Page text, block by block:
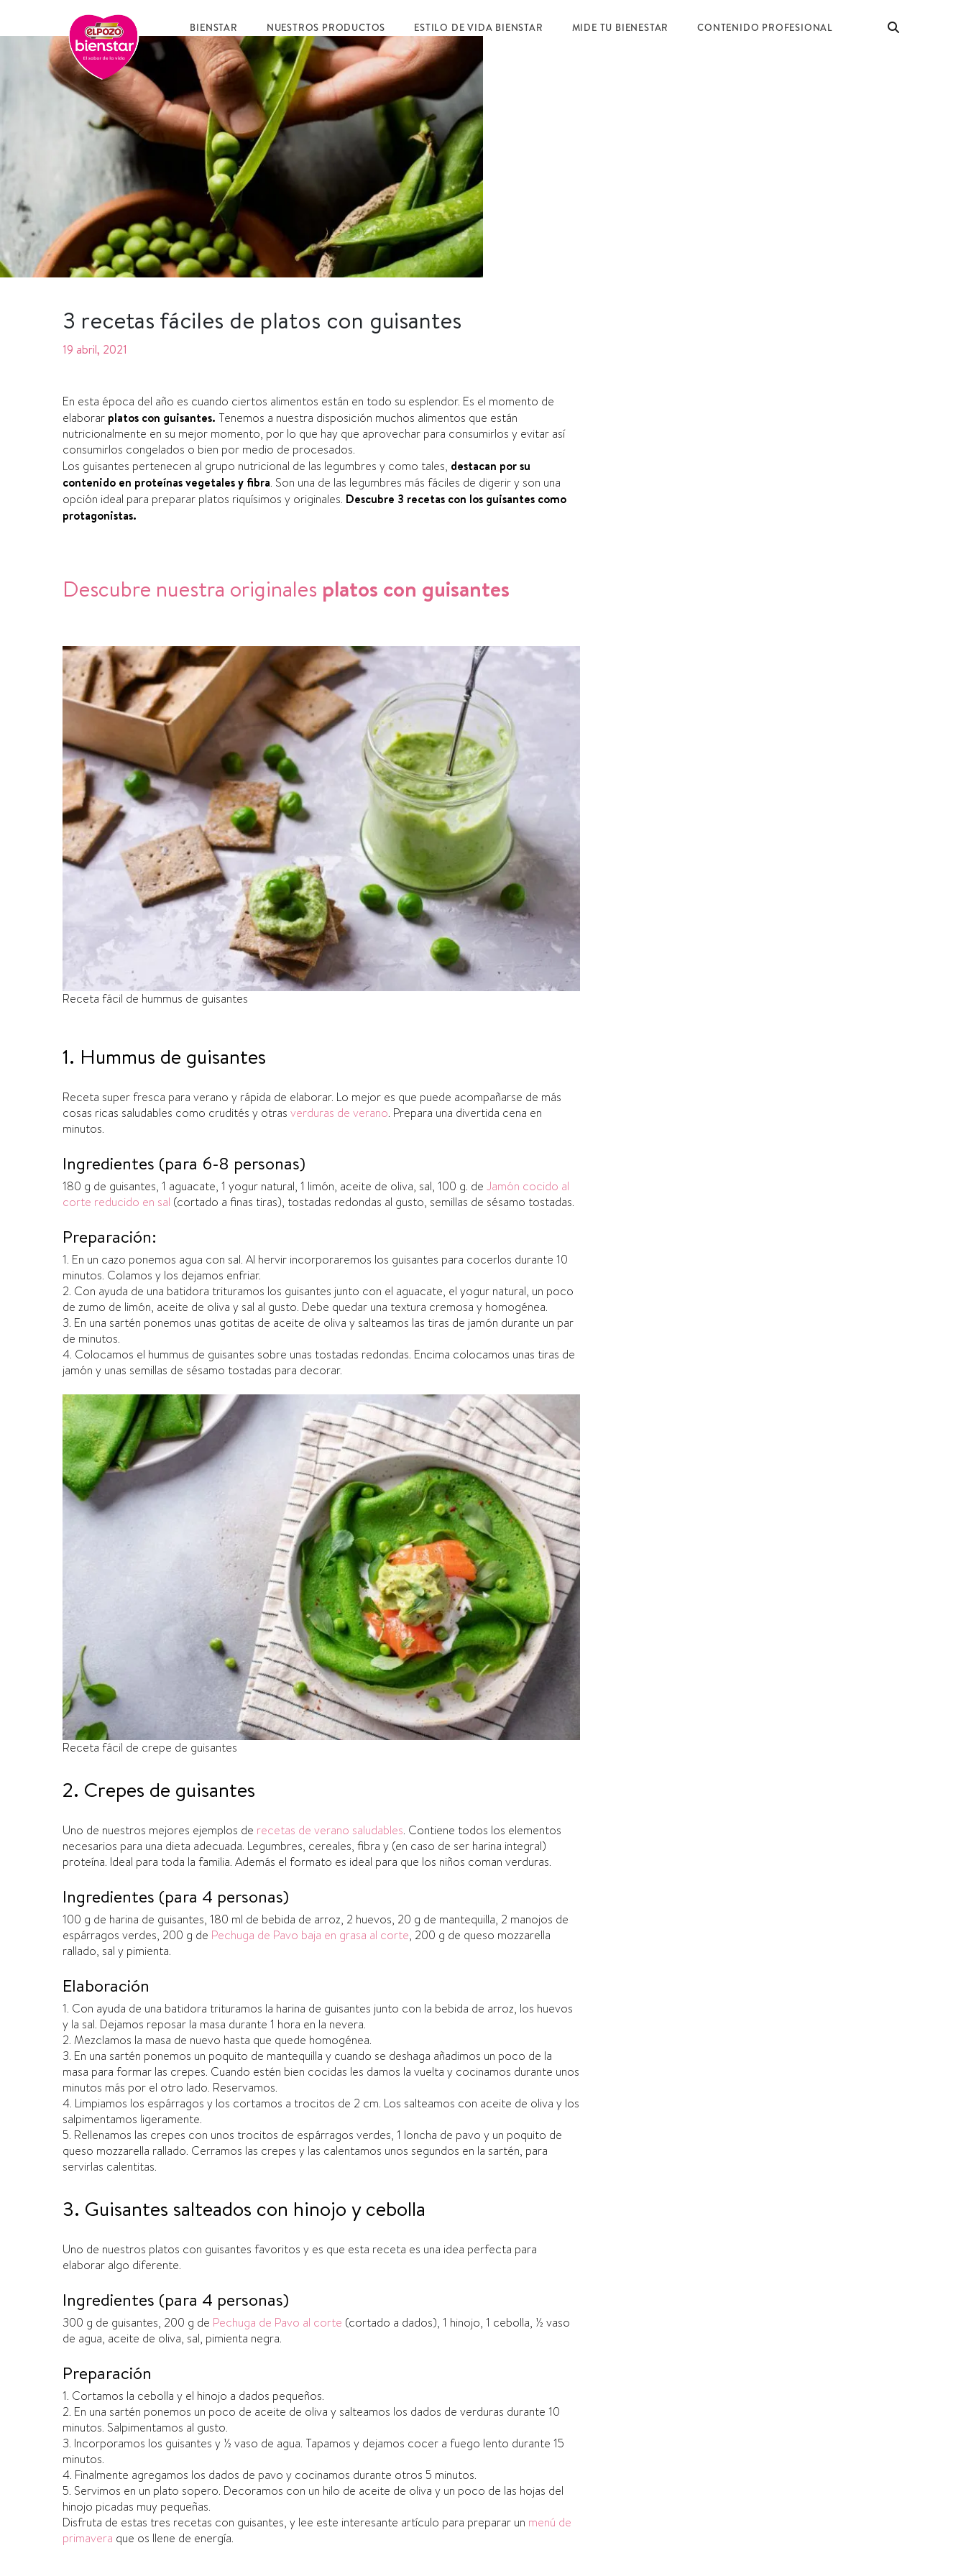
BIENSTAR NUESTROS PRODUCTOS ESTILO DE VIDA BIENSTAR MIDE TU BIENESTAR CONTENIDO PROFESIONAL
3 recetas fáciles de platos con guisantes
19 abril, 2021
En esta época del año es cuando ciertos alimentos están en todo su esplendor. Es el momento de
elaborar platos con guisantes. Tenemos a nuestra disposición muchos alimentos que están
nutricionalmente en su mejor momento, por lo que hay que aprovechar para consumirlos y evitar así
consumirlos congelados o bien por medio de procesados.
Los guisantes pertenecen al grupo nutricional de las legumbres y como tales, destacan por su
contenido en proteínas vegetales y fibra. Son una de las legumbres más fáciles de digerir y son una
opción ideal para preparar platos riquísimos y originales. Descubre 3 recetas con los guisantes como
protagonistas.
Descubre nuestra originales platos con guisantes
Receta fácil de hummus de guisantes
1. Hummus de guisantes
Receta super fresca para verano y rápida de elaborar. Lo mejor es que puede acompañarse de más
cosas ricas saludables como crudités y otras verduras de verano. Prepara una divertida cena en
minutos.
Ingredientes (para 6-8 personas)
180 g de guisantes, 1 aguacate, 1 yogur natural, 1 limón, aceite de oliva, sal, 100 g. de Jamón cocido al
corte reducido en sal (cortado a finas tiras), tostadas redondas al gusto, semillas de sésamo tostadas.
Preparación:
1. En un cazo ponemos agua con sal. Al hervir incorporaremos los guisantes para cocerlos durante 10
minutos. Colamos y los dejamos enfriar.
2. Con ayuda de una batidora trituramos los guisantes junto con el aguacate, el yogur natural, un poco
de zumo de limón, aceite de oliva y sal al gusto. Debe quedar una textura cremosa y homogénea.
3. En una sartén ponemos unas gotitas de aceite de oliva y salteamos las tiras de jamón durante un par
de minutos.
4. Colocamos el hummus de guisantes sobre unas tostadas redondas. Encima colocamos unas tiras de
jamón y unas semillas de sésamo tostadas para decorar.
Receta fácil de crepe de guisantes
2. Crepes de guisantes
Uno de nuestros mejores ejemplos de recetas de verano saludables. Contiene todos los elementos
necesarios para una dieta adecuada. Legumbres, cereales, fibra y (en caso de ser harina integral)
proteína. Ideal para toda la familia. Además el formato es ideal para que los niños coman verduras.
Ingredientes (para 4 personas)
100 g de harina de guisantes, 180 ml de bebida de arroz, 2 huevos, 20 g de mantequilla, 2 manojos de
espárragos verdes, 200 g de Pechuga de Pavo baja en grasa al corte, 200 g de queso mozzarella
rallado, sal y pimienta.
Elaboración
1. Con ayuda de una batidora trituramos la harina de guisantes junto con la bebida de arroz, los huevos
y la sal. Dejamos reposar la masa durante 1 hora en la nevera.
2. Mezclamos la masa de nuevo hasta que quede homogénea.
3. En una sartén ponemos un poquito de mantequilla y cuando se deshaga añadimos un poco de la
masa para formar las crepes. Cuando estén bien cocidas les damos la vuelta y cocinamos durante unos
minutos más por el otro lado. Reservamos.
4. Limpiamos los espárragos y los cortamos a trocitos de 2 cm. Los salteamos con aceite de oliva y los
salpimentamos ligeramente.
5. Rellenamos las crepes con unos trocitos de espárragos verdes, 1 loncha de pavo y un poquito de
queso mozzarella rallado. Cerramos las crepes y las calentamos unos segundos en la sartén, para
servirlas calentitas.
3. Guisantes salteados con hinojo y cebolla
Uno de nuestros platos con guisantes favoritos y es que esta receta es una idea perfecta para
elaborar algo diferente.
Ingredientes (para 4 personas)
300 g de guisantes, 200 g de Pechuga de Pavo al corte (cortado a dados), 1 hinojo, 1 cebolla, ½ vaso
de agua, aceite de oliva, sal, pimienta negra.
Preparación
1. Cortamos la cebolla y el hinojo a dados pequeños.
2. En una sartén ponemos un poco de aceite de oliva y salteamos los dados de verduras durante 10
minutos. Salpimentamos al gusto.
3. Incorporamos los guisantes y ½ vaso de agua. Tapamos y dejamos cocer a fuego lento durante 15
minutos.
4. Finalmente agregamos los dados de pavo y cocinamos durante otros 5 minutos.
5. Servimos en un plato sopero. Decoramos con un hilo de aceite de oliva y un poco de las hojas del
hinojo picadas muy pequeñas.
Disfruta de estas tres recetas con guisantes, y lee este interesante artículo para preparar un menú de
primavera que os llene de energía.